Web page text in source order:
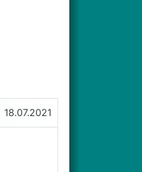
18.07.2021